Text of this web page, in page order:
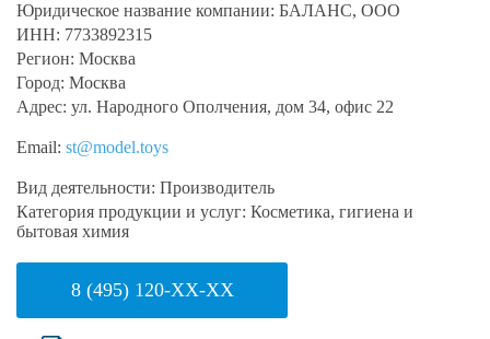
Юридическое название компании: БАЛАНС, ООО
ИНН: 7733892315
Регион: Москва
Город: Москва
Адрес: ул. Народного Ополчения, дом 34, офис 22
Email: st@model.toys
Вид деятельности: Производитель
Категория продукции и услуг: Косметика, гигиена и
бытовая химия
8 (495) 120-XX-XX